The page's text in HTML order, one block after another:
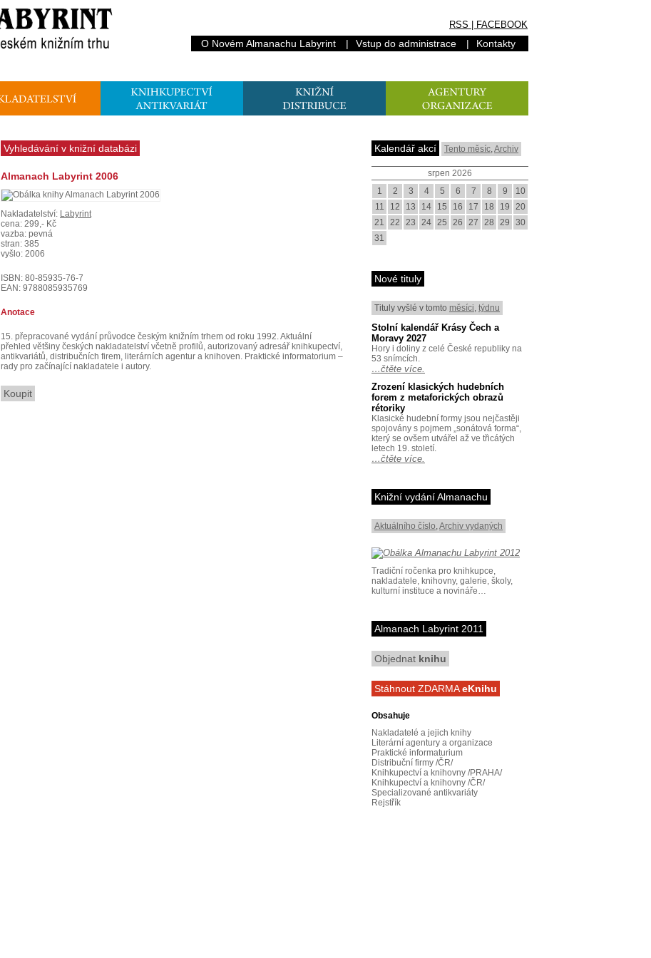
RSS FACEBOOK
O Novém Almanachu Labyrint | Vstup do administrace | Kontakty
Vyhledávání v knižní databázi
Almanach Labyrint 2006
Nakladatelství: Labyrint
cena: 299,- Kč
vazba: pevná
stran: 385
vyšlo: 2006
ISBN: 80-85935-76-7
EAN: 9788085935769
Anotace
15. přepracované vydání průvodce českým knižním trhem od roku 1992. Aktuální
přehled většiny českých nakladatelství včetně profilů, autorizovaný adresář knihkupectví,
antikvariátů, distribučních firem, literárních agentur a knihoven. Praktické informatorium –
rady pro začínající nakladatele i autory.
Koupit
Kalendář akcí Tento měsíc,Archiv
srpen 2026
1
2 3 4 5 6 7 8 9
10
11
12 13 14 15 16 17 18 19
20
21
22 23 24 25 26 27 28 29
30
31
Nové tituly
Tituly vyšlé v tomto měsíci, týdnu
Stolní kalendář Krásy Čech a
Moravy 2027
Hory i doliny z celé České republiky na
53 snímcích.
…čtěte více.
Zrození klasických hudebních
forem z metaforických obrazů
rétoriky
Klasické hudební formy jsou nejčastěji
spojovány s pojmem „sonátová forma“,
který se ovšem utvářel až ve třicátých
letech 19. století.
…čtěte více.
Knižní vydání Almanachu
Aktuálního číslo,Archiv vydaných
Tradiční ročenka pro knihkupce,
nakladatele, knihovny, galerie, školy,
kulturní instituce a novináře…
Almanach Labyrint 2011
Objednat knihu
Stáhnout ZDARMAeKnihu
Obsahuje
Nakladatelé a jejich knihy
Literární agentury a organizace
Praktické informaturium
Distribuční firmy /ČR/
Knihkupectví a knihovny /PRAHA/
Knihkupectví a knihovny /ČR/
Specializované antikvariáty
Rejstřík